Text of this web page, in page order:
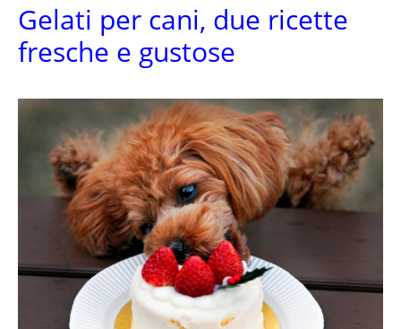
Gelati per cani, due ricette
fresche e gustose